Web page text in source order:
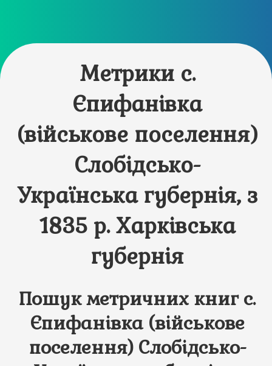
Метрики с.
Єпифанівка
(військове поселення)
Слобідсько-
Українська губернія, з
1835 р. Харківська
губернія
Пошук метричних книг с.
Єпифанівка (військове
поселення) Слобідсько-